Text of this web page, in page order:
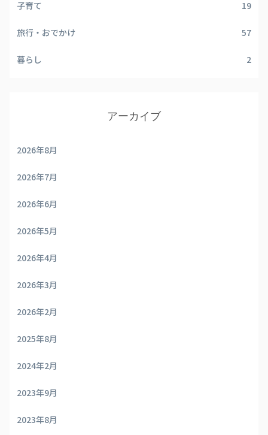
子育て 19
旅行・おでかけ 57
暮らし 2
アーカイブ
2026年8月
2026年7月
2026年6月
2026年5月
2026年4月
2026年3月
2026年2月
2025年8月
2024年2月
2023年9月
2023年8月